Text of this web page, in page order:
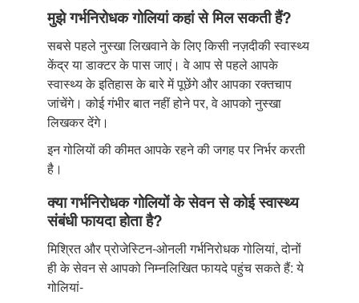
मुझे गर्भनिरोधक गोलियां कहां से मिल सकती हैं?
सबसे पहले नुस्खा लिखवाने के लिए किसी नज़दीकी स्वास्थ्य
केंद्र या डाक्टर के पास जाएं। वे आप से पहले आपके
स्वास्थ्य के इतिहास के बारे में पूछेंगे और आपका रक्तचाप
जांचेंगे। कोई गंभीर बात नहीं होने पर, वे आपको नुस्खा
लिखकर देंगे।
इन गोलियों की कीमत आपके रहने की जगह पर निर्भर करती
है।
क्या गर्भनिरोधक गोलियों के सेवन से कोई स्वास्थ्य
संबंधी फायदा होता है?
मिश्रित और प्रोजेस्टिन-ओनली गर्भनिरोधक गोलियां, दोनों
ही के सेवन से आपको निम्नलिखित फायदे पहुंच सकते हैं: ये
गोलियां-